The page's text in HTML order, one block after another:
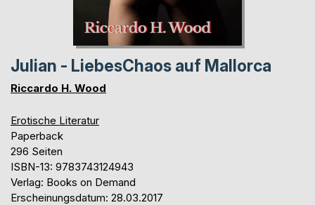
Julian - LiebesChaos auf Mallorca
Riccardo H. Wood
Erotische Literatur
Paperback
296 Seiten
ISBN-13: 9783743124943
Verlag: Books on Demand
Erscheinungsdatum: 28.03.2017